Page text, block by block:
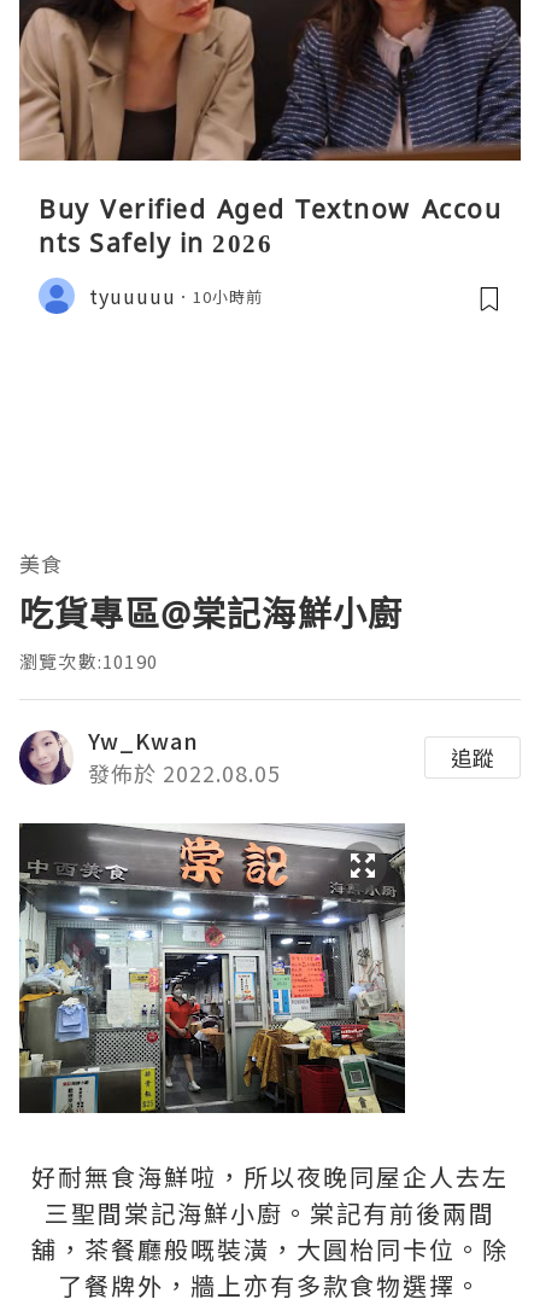
Buy Verified Aged Textnow Accou
nts Safely in 2026
tyuuuuu 10小時前
美食
吃貨專區@棠記海鮮小廚
瀏覽次數:10190
Yw_Kwan
發佈於 2022.08.05
追蹤
好耐無食海鮮啦，所以夜晚同屋企人去左
三聖間棠記海鮮小廚。棠記有前後兩間
舖，茶餐廳般嘅裝潢，大圓枱同卡位。除
了餐牌外，牆上亦有多款食物選擇。